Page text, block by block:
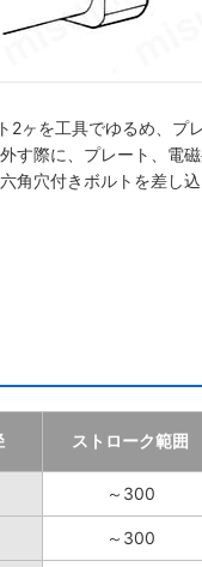
2ヶを工具でゆるめ、プ
す際に、プレート、電
角穴付きボルトを差し
ストローク範囲
～300
～300